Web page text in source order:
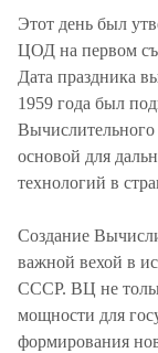
Этот день был
ЦОД на первом
Дата праздника
1959 года был
основой для
технологий в
Создание
важной вехой в
СССР. ВЦ не
мощности для
формирования